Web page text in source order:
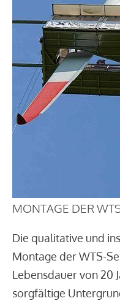
MONTAGE DER
Die qualitative und
Montage der WTS-
Lebensdauer von 20
sorgfältige